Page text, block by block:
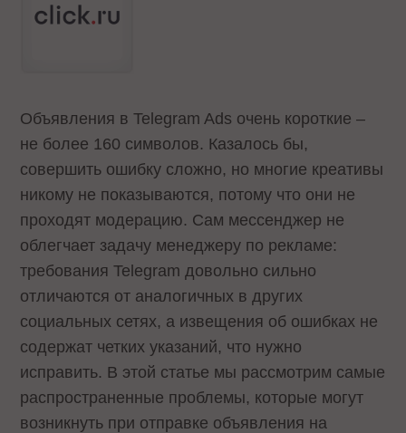
Объявления в Telegram Ads очень короткие –
не более 160 символов. Казалось бы,
совершить ошибку сложно, но многие креативы
никому не показываются, потому что они не
проходят модерацию. Сам мессенджер не
облегчает задачу менеджеру по рекламе:
требования Telegram довольно сильно
отличаются от аналогичных в других
социальных сетях, а извещения об ошибках не
содержат четких указаний, что нужно
исправить. В этой статье мы рассмотрим самые
распространенные проблемы, которые могут
возникнуть при отправке объявления на